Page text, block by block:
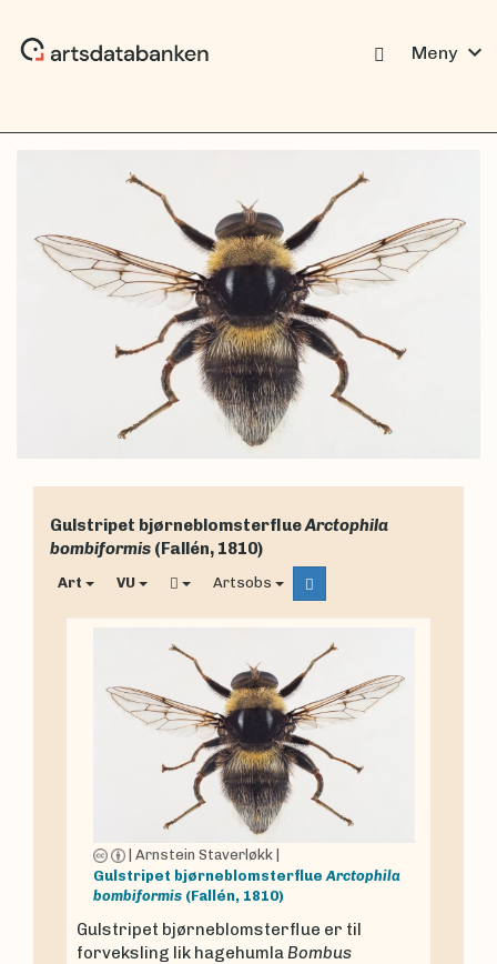
Meny expand_more
Gulstripet bjørneblomsterflueArctophila
bombiformis (Fallén, 1810)
Art VU Artsobs
Arnstein Staverløkk
Gulstripet bjørneblomsterflue Arctophila
bombiformis (Fallén, 1810)
Gulstripet bjørneblomsterflue er til
forveksling lik hagehumla Bombus